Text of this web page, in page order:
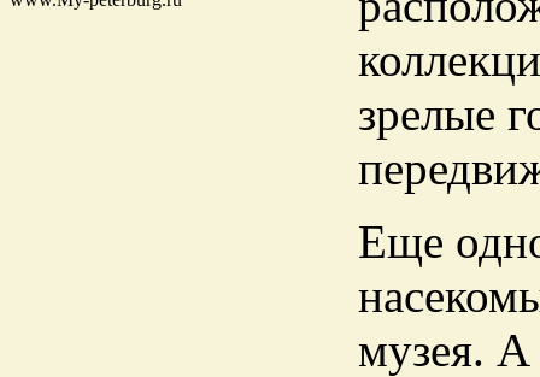
зрелые
Еще
музея. А